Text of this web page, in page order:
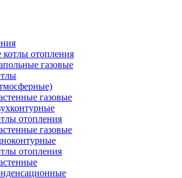
котлы отопления
газовые
газовые
отопления
газовые
отопления